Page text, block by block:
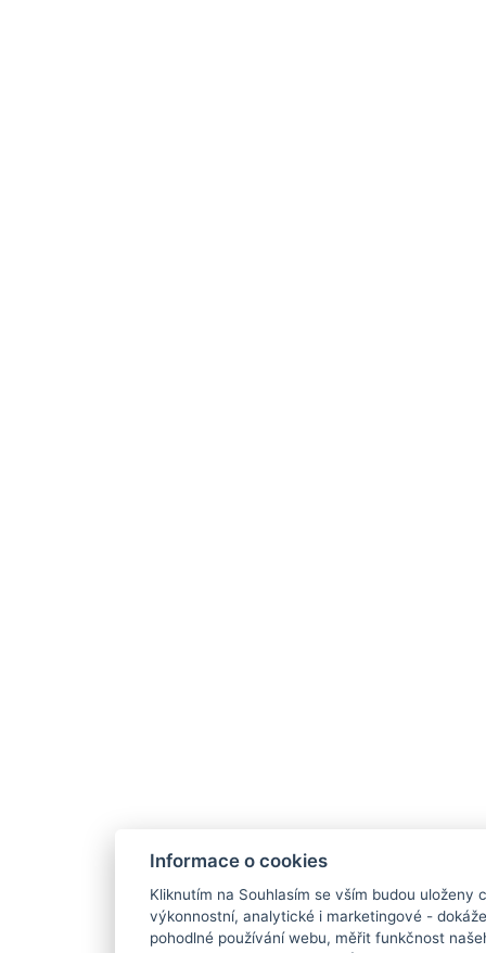
Informace o cookies
Kliknutím na Souhlasím se vším budou uloženy
výkonnostní, analytické i marketingové -
pohodlné používání webu, měřit funkčnost